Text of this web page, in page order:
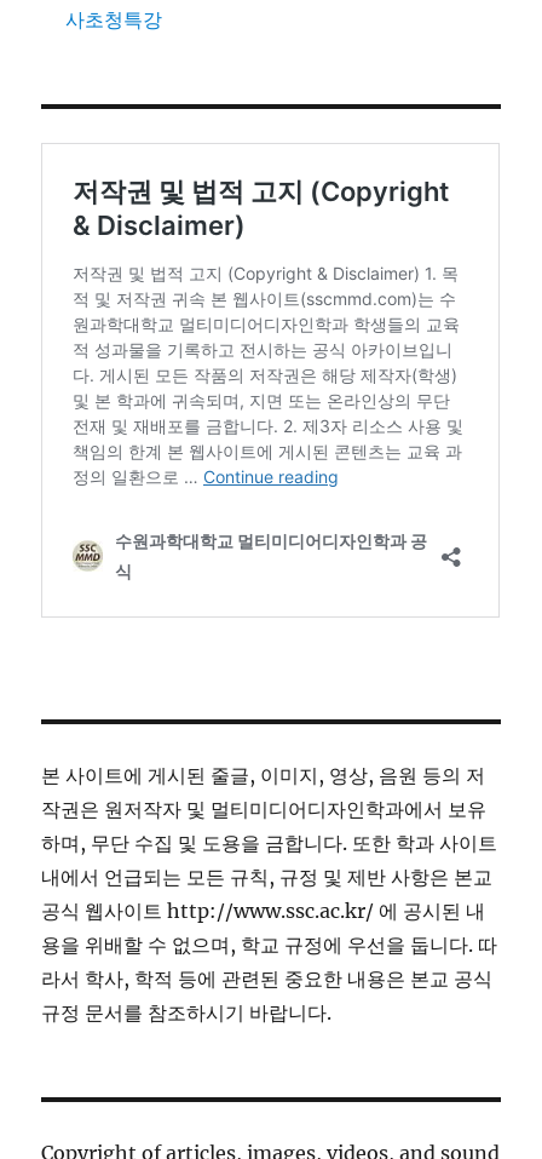
사초청특강
본 사이트에 게시된 줄글, 이미지, 영상, 음원 등의 저
작권은 원저작자 및 멀티미디어디자인학과에서 보유
하며, 무단 수집 및 도용을 금합니다. 또한 학과 사이트
내에서 언급되는 모든 규칙, 규정 및 제반 사항은 본교
공식 웹사이트 http://www.ssc.ac.kr/ 에 공시된 내
용을 위배할 수 없으며, 학교 규정에 우선을 둡니다. 따
라서 학사, 학적 등에 관련된 중요한 내용은 본교 공식
규정 문서를 참조하시기 바랍니다.
Copyright of articles, images, videos, and sound